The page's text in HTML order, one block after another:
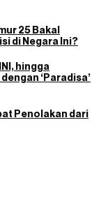
25 Bakal
di Negara Ini?
hingga
‘Paradisa’
Penolakan dari